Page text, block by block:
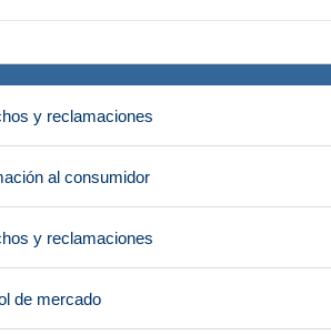
y reclamaciones
al consumidor
y reclamaciones
de mercado